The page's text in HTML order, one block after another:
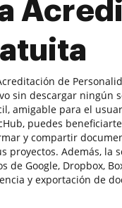
de
sin descargar ningún
amigable para el
puedes
y compartir
proyectos. Además, la
de Google, Dropbox,
y exportación de